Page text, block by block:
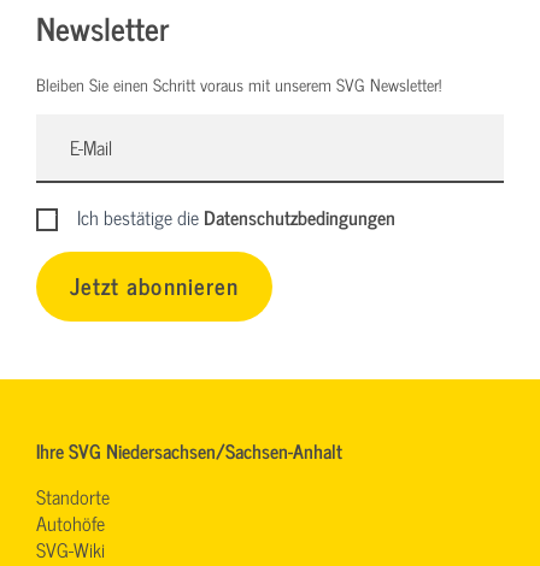
Newsletter
Bleiben Sie einen Schritt voraus mit unserem SVG Newsletter!
Ich bestätige dieDatenschutzbedingungen
Jetzt abonnieren
Ihre SVG Niedersachsen/Sachsen-Anhalt
Standorte
Autohöfe
SVG-Wiki